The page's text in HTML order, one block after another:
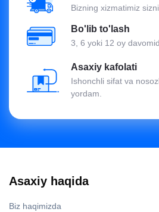
Bizning xizmatimiz
Bo'lib to'lash
3, 6 yoki 12 oy
Asaxiy kafolati
Ishonchli sifat va
yordam.
Asaxiy haqida
Biz haqimizda